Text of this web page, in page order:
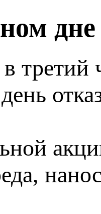
дне
третий